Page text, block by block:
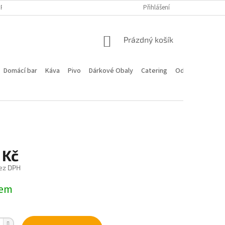
HODNOCENÍ OBCHODU
Přihlášení
NÁKUPNÍ
Prázdný košík
Domácí bar Káva Pivo Dárkové Obaly Catering Odstoupení od
DPH